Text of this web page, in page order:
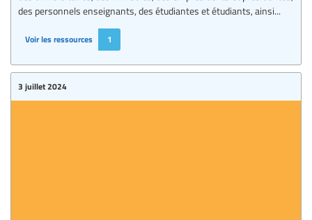
des personnels enseignants, des étudiantes et étudiants, ainsi...
Voir les ressources 1
3 juillet 2024